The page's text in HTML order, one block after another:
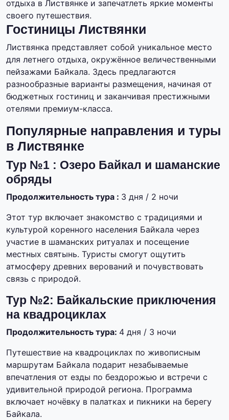
отдыха в Листвянке и запечатлеть яркие моменты
своего путешествия.
Гостиницы Листвянки
Листвянка представляет собой уникальное место
для летнего отдыха, окружённое величественными
пейзажами Байкала. Здесь предлагаются
разнообразные варианты размещения, начиная от
бюджетных гостиниц и заканчивая престижными
отелями премиум-класса.
Популярные направления и туры
в Листвянке
Тур №1 : Озеро Байкал и шаманские
обряды
Продолжительность тура : 3 дня / 2 ночи
Этот тур включает знакомство с традициями и
культурой коренного населения Байкала через
участие в шаманских ритуалах и посещение
местных святынь. Туристы смогут ощутить
атмосферу древних верований и почувствовать
связь с природой.
Тур №2: Байкальские приключения
на квадроциклах
Продолжительность тура: 4 дня / 3 ночи
Путешествие на квадроциклах по живописным
маршрутам Байкала подарит незабываемые
впечатления от езды по бездорожью и встречи с
удивительной природой региона. Программа
включает ночёвку в палатках и пикники на берегу
Байкала.